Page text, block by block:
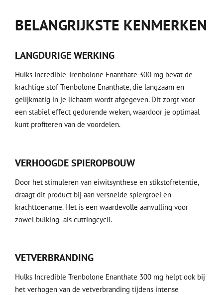
BELANGRIJKSTE KENMERKEN
LANGDURIGE WERKING
Hulks Incredible Trenbolone Enanthate 300 mg bevat de
krachtige stof Trenbolone Enanthate, die langzaam en
gelijkmatig in je lichaam wordt afgegeven. Dit zorgt voor
een stabiel effect gedurende weken, waardoor je optimaal
kunt profiteren van de voordelen.
VERHOOGDE SPIEROPBOUW
Door het stimuleren van eiwitsynthese en stikstofretentie,
draagt dit product bij aan versnelde spiergroei en
krachttoename. Het is een waardevolle aanvulling voor
zowel bulking- als cuttingcycli.
VETVERBRANDING
Hulks Incredible Trenbolone Enanthate 300 mg helpt ook bij
het verhogen van de vetverbranding tijdens intense